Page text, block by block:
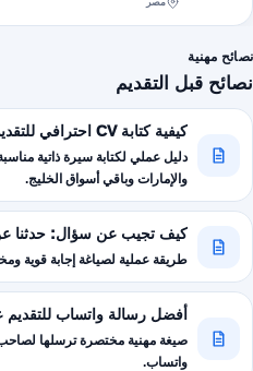
مصر
نصائح مهنية
نصائح قبل التقديم
كيفية كتابة CV احترافي للتقديم على وظائف الخليج
دليل عملي لكتابة سيرة ذاتية
والإمارات وباقي أسواق الخليج.
كيف تجيب عن سؤال: حدثنا
طريقة عملية لصياغة إجابة قوية
أفضل رسالة واتساب
صيغة مهنية مختصرة ترسلها لصاحب
واتساب.